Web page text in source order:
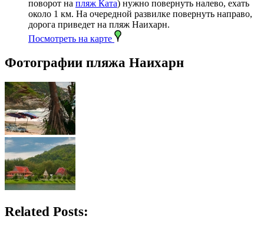
поворот на пляж Ката) нужно повернуть налево, ехать
около 1 км. На очередной развилке повернуть направо,
дорога приведет на пляж Наихарн.
Посмотреть на карте
Фотографии пляжа Наихарн
Related Posts: